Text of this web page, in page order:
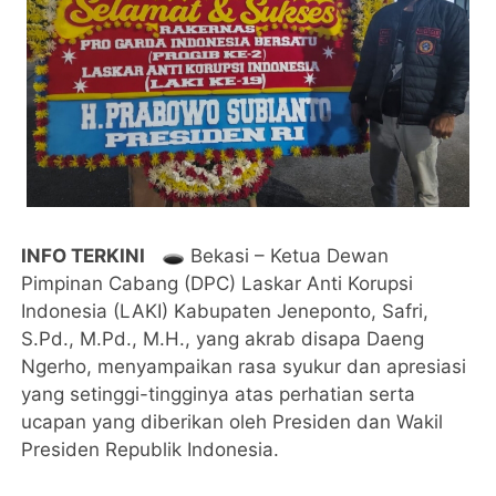
INFO TERKINI 🕳️ Bekasi – Ketua Dewan
Pimpinan Cabang (DPC) Laskar Anti Korupsi
Indonesia (LAKI) Kabupaten Jeneponto, Safri,
S.Pd., M.Pd., M.H., yang akrab disapa Daeng
Ngerho, menyampaikan rasa syukur dan apresiasi
yang setinggi-tingginya atas perhatian serta
ucapan yang diberikan oleh Presiden dan Wakil
Presiden Republik Indonesia.